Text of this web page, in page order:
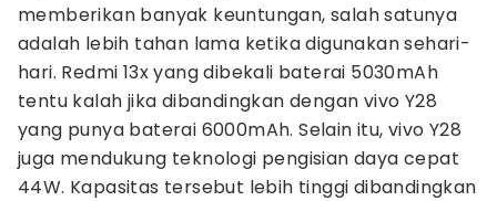
memberikan banyak keuntungan, salah satunya
adalah lebih tahan lama ketika digunakan sehari-
hari. Redmi 13x yang dibekali baterai 5030mAh
tentu kalah jika dibandingkan dengan vivo Y28
yang punya baterai 6000mAh. Selain itu, vivo Y28
juga mendukung teknologi pengisian daya cepat
44W. Kapasitas tersebut lebih tinggi dibandingkan